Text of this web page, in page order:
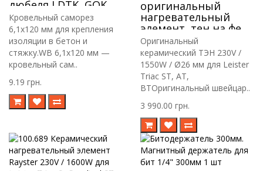
дюбеля LDTK, GOK,
RIF
Кровельный саморез
6,1х120 мм для крепления
изоляции в бетон и
стяжку.WB 6,1х120 мм —
кровельный сам..
9.19 грн.
оригинальный
нагревательный
элемент, тен на фен
Leister triac st, at, bt,
Оригинальный
керамический ТЭН 230V /
1550W / Ø26 мм для Leister
Triac ST, AT,
BTОригинальный швейцар..
3 990.00 грн.